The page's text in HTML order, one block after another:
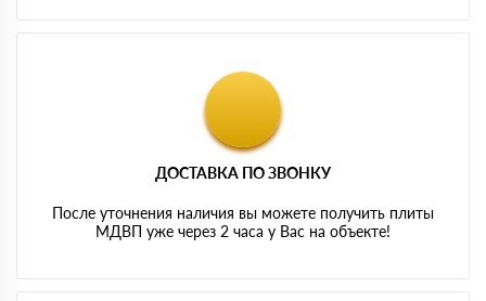
ДОСТАВКА ПО ЗВОНКУ
После уточнения наличия вы можете получить плиты
МДВП уже через 2 часа у Вас на объекте!